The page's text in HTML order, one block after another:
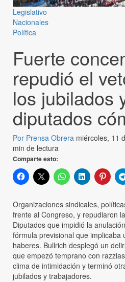
Legislativo
Nacionales
Política
Fuerte
repudió el
los jubilados
diputados
Por Prensa Obrera miércoles, 11
min de lectura
Comparte esto:
Organizaciones sindicales,
frente al Congreso, y repudiaron
Diputados que impidió la
fórmula previsional que implicaba
haberes. Bullrich desplegó un
que empezó temprano con
clima de intimidación y terminó
jubilados y trabajadores.